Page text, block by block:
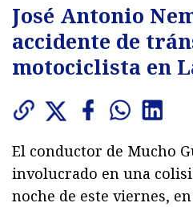
José Antonio
accidente de
motociclista en
El conductor de Mucho
involucrado en una
noche de este viernes,